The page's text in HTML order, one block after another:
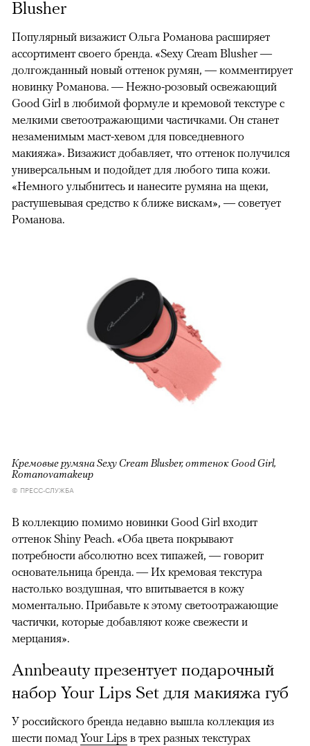
Blusher
Популярный визажист Ольга Романова расширяет
ассортимент своего бренда. «Sexy Cream Blusher —
долгожданный новый оттенок румян, — комментирует
новинку Романова. — Нежно-розовый освежающий
Good Girl в любимой формуле и кремовой текстуре с
мелкими светоотражающими частичками. Он станет
незаменимым маст-хевом для повседневного
макияжа». Визажист добавляет, что оттенок получился
универсальным и подойдет для любого типа кожи.
«Немного улыбнитесь и нанесите румяна на щеки,
растушевывая средство к ближе вискам», — советует
Романова.
Кремовые румяна Sexy Cream Blusher, оттенок Good Girl,
Romanovamakeup
© ПРЕСС-СЛУЖБА
В коллекцию помимо новинки Good Girl входит
оттенок Shiny Peach. «Оба цвета покрывают
потребности абсолютно всех типажей, — говорит
основательница бренда. — Их кремовая текстура
настолько воздушная, что впитывается в кожу
моментально. Прибавьте к этому светоотражающие
частички, которые добавляют коже свежести и
мерцания».
Annbeauty презентует подарочный
набор Your Lips Set для макияжа губ
У российского бренда недавно вышла коллекция из
шести помад Your Lips в трех разных текстурах